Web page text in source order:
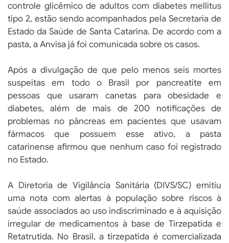
controle glicêmico de adultos com diabetes mellitus
tipo 2, estão sendo acompanhados pela Secretaria de
Estado da Saúde de Santa Catarina. De acordo com a
pasta, a Anvisa já foi comunicada sobre os casos.
Após a divulgação de que pelo menos seis mortes
suspeitas em todo o Brasil por pancreatite em
pessoas que usaram canetas para obesidade e
diabetes, além de mais de 200 notificações de
problemas no pâncreas em pacientes que usavam
fármacos que possuem esse ativo, a pasta
catarinense afirmou que nenhum caso foi registrado
no Estado.
A Diretoria de Vigilância Sanitária (DIVS/SC) emitiu
uma nota com alertas à população sobre riscos à
saúde associados ao uso indiscriminado e à aquisição
irregular de medicamentos à base de Tirzepatida e
Retatrutida. No Brasil, a tirzepatida é comercializada